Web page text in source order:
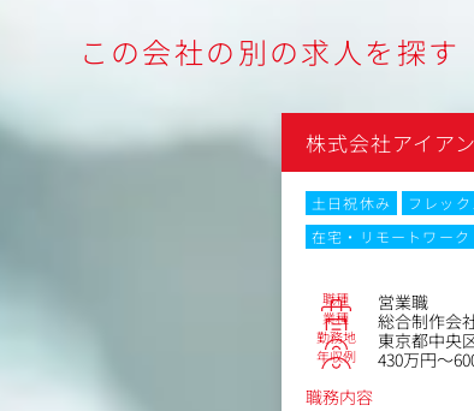
この会社の別の求人を探す
株式会社アイア
土日祝休み
フレッ
在宅・リモートワーク
職種 営業職
業種 総合制作会
勤務地 東京都中央
年収例
430万円～
職務内容